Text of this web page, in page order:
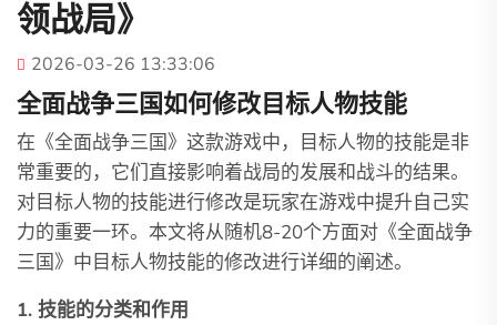
领战局》
2026-03-26 13:33:06
全面战争三国如何修改目标人物技能
在《全面战争三国》这款游戏中，目标人物的技能是非
常重要的，它们直接影响着战局的发展和战斗的结果。
对目标人物的技能进行修改是玩家在游戏中提升自己实
力的重要一环。本文将从随机8-20个方面对《全面战争
三国》中目标人物技能的修改进行详细的阐述。
1. 技能的分类和作用